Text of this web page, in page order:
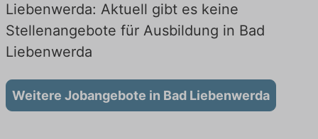
Liebenwerda: Aktuell gibt es keine
Stellenangebote für Ausbildung in Bad
Liebenwerda
Weitere Jobangebote in Bad Liebenwerda